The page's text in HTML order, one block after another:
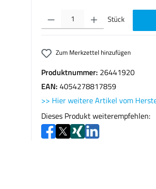
Produkt Anzahl: Gib den gewünschten Wert
Stück
Zum Merkzettel hinzufügen
Produktnummer: 26441920
EAN: 4054278817859
>> Hier weitere Artikel vom
Dieses Produkt weiterempfehlen: